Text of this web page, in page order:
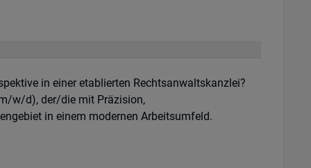
in einer etablierten Rechtsanwaltskanzlei?
w/d), der/die mit Präzision,
in einem modernen Arbeitsumfeld.